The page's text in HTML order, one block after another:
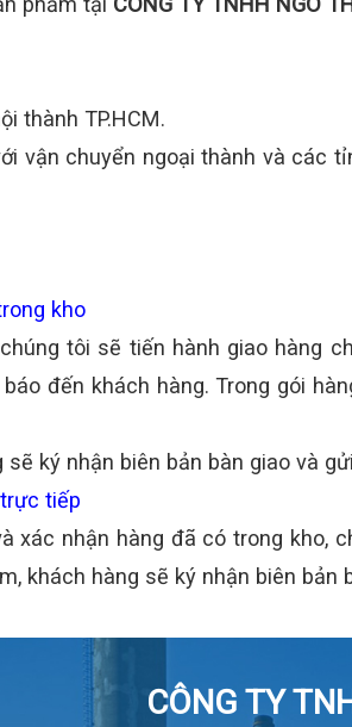
thành TP.HCM.
vận chuyển ngoại thành và các
kho
tôi sẽ tiến hành giao hàng
đến khách hàng. Trong gói
sẽ ký nhận biên bản bàn giao và
tiếp
xác nhận hàng đã có trong
khách hàng sẽ ký nhận biên bản
CÔNG TY